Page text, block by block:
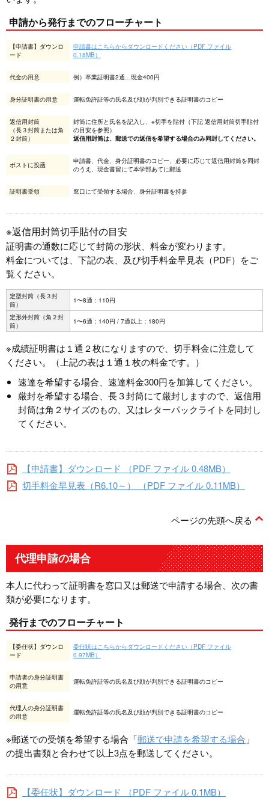
申請から発行までのフローチャート
【申請書】ダウンロ
ード
申請書はこちらからダウンロードください（PDF ファイル
0.18MB）
代金の用意 例）卒業証明書2通…現金400円
身分証明書の用意 運転免許証等の氏名及び顔が判別できる証明書のコピー
返信用封筒
（長３封筒または角
２封筒）
封筒に住所と氏名を記入し、※切手を貼付（下記 返信用封筒切手貼付
の目安を参照）
返信用封筒は、郵送での返信を希望する場合のみ同封してください。
ポストに投函
申請書、代金、身分証明書のコピー、必要に応じて返信用封筒を同封
のうえ、現金書留にて本学部あてに郵送
証明書受領 窓口にて受領する場合、身分証明書を持参
※返信用封筒切手貼付の目安
証明書の通数に応じて封筒の形状、料金が変わります。
料金については、下記の表、及び切手料金早見表（PDF）をご
覧ください。
定型封筒（長３封
筒）
1〜8通：110円
定形外封筒（角２封
筒）
1〜6通：140円 / 7通以上：180円
※成績証明書は１通２枚になりますので、切手料金に注意して
ください。（上記の表は１通１枚の料金です。）
速達を希望する場合、速達料金300円を加算してください。
厳封を希望する場合、長３封筒にて厳封しますので、返信用
封筒は角２サイズのもの、又はレターパックライトを同封し
てください。
【申請書】ダウンロード （PDF ファイル 0.48MB）
切手料金早見表（R6.10～） （PDF ファイル 0.11MB）
ページの先頭へ戻る
代理申請の場合
本人に代わって証明書を窓口又は郵送で申請する場合、次の書
類が必要になります。
発行までのフローチャート
【委任状】ダウンロ
ード
委任状はこちらからダウンロードください（PDF ファイル
0.97MB）
申請者の身分証明書
の用意
運転免許証等の氏名及び顔が判別できる証明書のコピー
代理人の身分証明書
の用意
運転免許証等の氏名及び顔が判別できる証明書のコピー
※郵送での受領を希望する場合「郵送で申請を希望する場合 」
の提出書類と合わせて以上3点を郵送してください。
【委任状】ダウンロード （PDF ファイル 0.1MB）